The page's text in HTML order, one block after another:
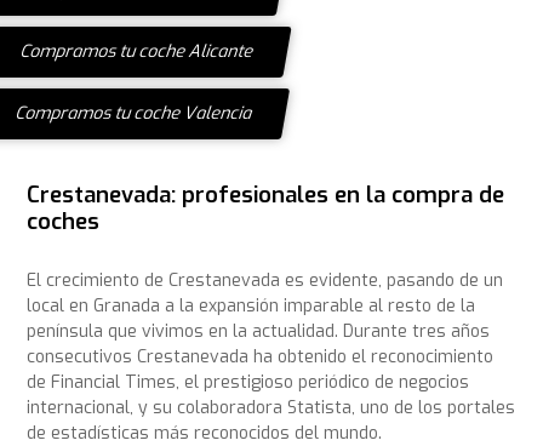
Compramos tu coche Alicante
Compramos tu coche Valencia
Crestanevada: profesionales en la compra de
coches
El crecimiento de Crestanevada es evidente, pasando de un
local en Granada a la expansión imparable al resto de la
península que vivimos en la actualidad. Durante tres años
consecutivos Crestanevada ha obtenido el reconocimiento
de Financial Times, el prestigioso periódico de negocios
internacional, y su colaboradora Statista, uno de los portales
de estadísticas más reconocidos del mundo.